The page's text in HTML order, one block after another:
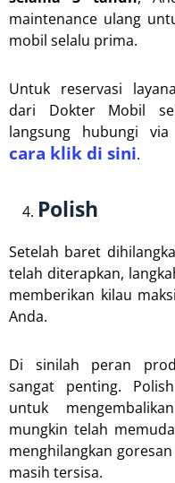
maintenance ulang
mobil selalu prima.
Untuk reservasi
dari Dokter Mobil
langsung hubungi
cara klik di sini.
Polish
Setelah baret
telah diterapkan,
memberikan kilau
Anda.
Di sinilah peran
sangat penting.
untuk
mungkin telah
menghilangkan
masih tersisa.